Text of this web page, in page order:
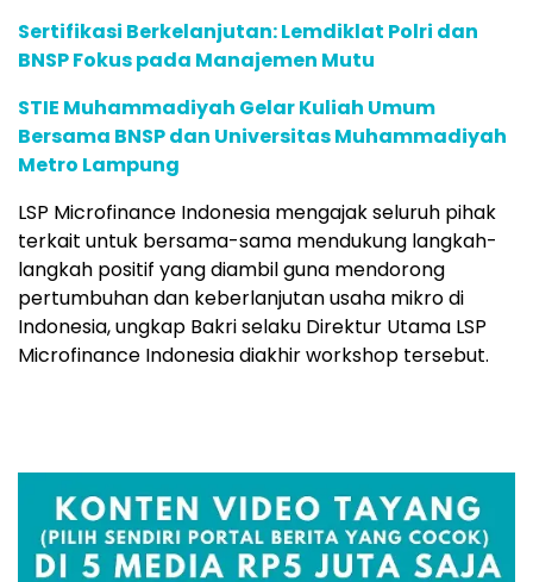
Sertifikasi Berkelanjutan: Lemdiklat Polri dan
BNSP Fokus pada Manajemen Mutu
STIE Muhammadiyah Gelar Kuliah Umum
Bersama BNSP dan Universitas Muhammadiyah
Metro Lampung
LSP Microfinance Indonesia mengajak seluruh pihak
terkait untuk bersama-sama mendukung langkah-
langkah positif yang diambil guna mendorong
pertumbuhan dan keberlanjutan usaha mikro di
Indonesia, ungkap Bakri selaku Direktur Utama LSP
Microfinance Indonesia diakhir workshop tersebut.